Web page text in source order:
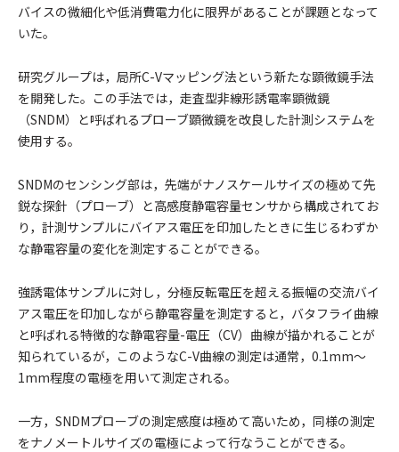
バイスの微細化や低消費電力化に限界があることが課題となって
いた。
研究グループは，局所C-Vマッピング法という新たな顕微鏡手法
を開発した。この手法では，走査型非線形誘電率顕微鏡
（SNDM）と呼ばれるプローブ顕微鏡を改良した計測システムを
使用する。
SNDMのセンシング部は，先端がナノスケールサイズの極めて先
鋭な探針（プローブ）と高感度静電容量センサから構成されてお
り，計測サンプルにバイアス電圧を印加したときに生じるわずか
な静電容量の変化を測定することができる。
強誘電体サンプルに対し，分極反転電圧を超える振幅の交流バイ
アス電圧を印加しながら静電容量を測定すると，バタフライ曲線
と呼ばれる特徴的な静電容量-電圧（CV）曲線が描かれることが
知られているが，このようなC-V曲線の測定は通常，0.1mm～
1mm程度の電極を用いて測定される。
一方，SNDMプローブの測定感度は極めて高いため，同様の測定
をナノメートルサイズの電極によって行なうことができる。